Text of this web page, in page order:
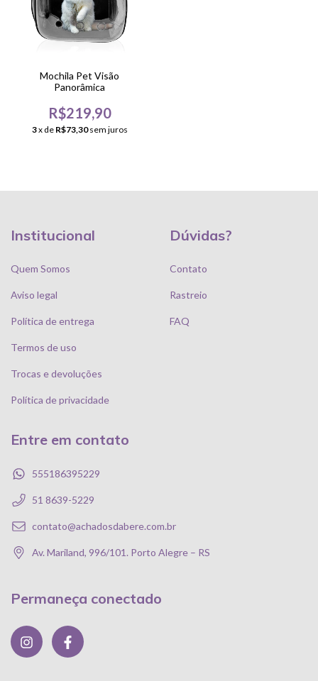
Mochila Pet Visão
Panorâmica
R$219,90
3x de R$73,30 sem juros
Institucional
Quem Somos
Aviso legal
Política de entrega
Termos de uso
Trocas e devoluções
Política de privacidade
Dúvidas?
Contato
Rastreio
FAQ
Entre em contato
555186395229
51 8639-5229
contato@achadosdabere.com.br
Av. Mariland, 996/101. Porto Alegre – RS
Permaneça conectado